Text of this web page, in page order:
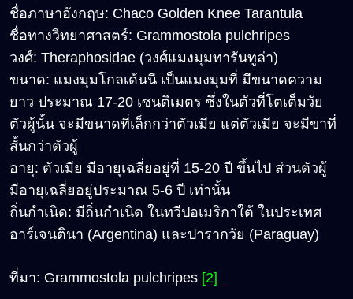
ชื่อภาษาอังกฤษ: Chaco Golden Knee Tarantula
ชื่อทางวิทยาศาสตร์: Grammostola pulchripes
วงศ์: Theraphosidae (วงศ์แมงมุมทารันทูล่า)
ขนาด: แมงมุมโกลเด้นนี เป็นแมงมุมที่ มีขนาดความ
ยาว ประมาณ 17-20 เซนติเมตร ซึ่งในตัวที่โตเต็มวัย
ตัวผู้นั้น จะมีขนาดที่เล็กกว่าตัวเมีย แต่ตัวเมีย จะมีขาที่
สั้นกว่าตัวผู้
อายุ: ตัวเมีย มีอายุเฉลี่ยอยู่ที่ 15-20 ปี ขึ้นไป ส่วนตัวผู้
มีอายุเฉลี่ยอยู่ประมาณ 5-6 ปี เท่านั้น
ถิ่นกำเนิด: มีถิ่นกำเนิด ในทวีปอเมริกาใต้ ในประเทศ
อาร์เจนตินา (Argentina) และปารากวัย (Paraguay)
ที่มา: Grammostola pulchripes [2]